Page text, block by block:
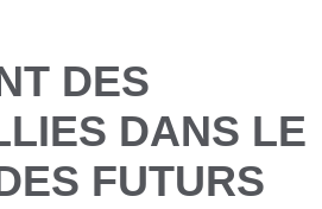
DES
DANS LE
FUTURS